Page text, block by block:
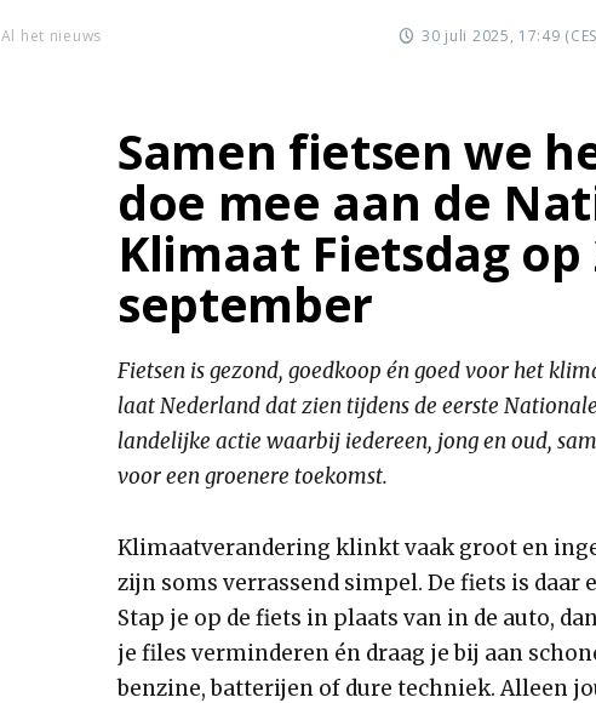
Al het nieuws 30 juli 2025, 17:49
Samen fietsen we
doe mee aan de
Klimaat Fietsdag op
september
Fietsen is gezond, goedkoop én goed voor het
laat Nederland dat zien tijdens de eerste
landelijke actie waarbij iedereen, jong en oud,
voor een groenere toekomst.
Klimaatverandering klinkt vaak groot en
zijn soms verrassend simpel. De fiets is daar
Stap je op de fiets in plaats van in de auto,
je files verminderen én draag je bij aan
benzine, batterijen of dure techniek. Alleen